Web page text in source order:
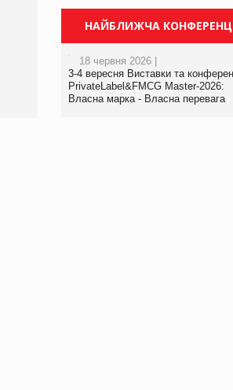
Брагина Людмила
Просування компанії на
www.trademaster.ua.
правила. Особливості.
НАЙБЛИЖЧА
18 червня 2026 |
3-4 вересня Виставки та
PrivateLabel&FMCG Master-2026:
Власна марка - Власна перевага